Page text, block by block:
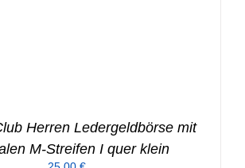
Herren Ledergeldbörse mit
M-Streifen I quer klein